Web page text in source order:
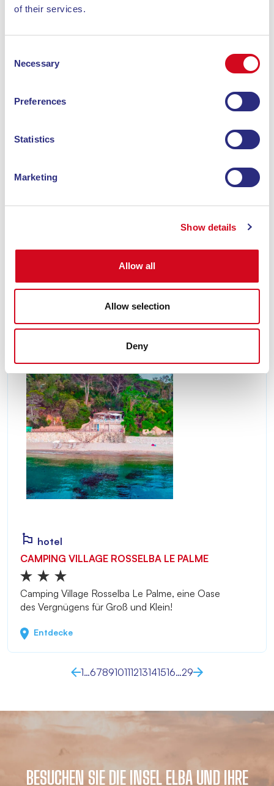
of their services.
Selection
Necessary
Preferences
Statistics
Marketing
Show details
Allow all
Allow selection
Deny
CAMPING SCAGLIERI VILLAGE
entfernt), blickt auf den wunderschönen
goldenen Strand von Biodola und Scaglieri.
hotel
CAMPING VILLAGE ROSSELBA LE PALME
Camping Village Rosselba Le Palme, eine Oase
des Vergnügens für Groß und Klein!
Entdecke
1…678910111213141516…29
BESUCHEN SIE DIE INSEL ELBA UND IHRE